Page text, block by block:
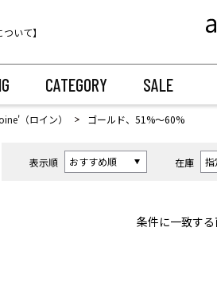
いて】
【重要】予約商品のお支払い方法（代金引換）変更に関するお知らせ
CATEGORY SALE
（ロイン） ゴールド、51%〜60%
表示順 在庫
条件に一致す